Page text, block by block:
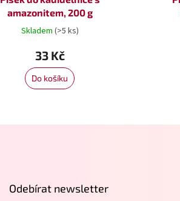
amazonitem, 200 g
Skladem (>5 ks)
33 Kč
Do košíku
Odebírat newsletter